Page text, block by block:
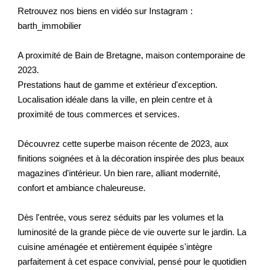
Retrouvez nos biens en vidéo sur Instagram :
barth_immobilier
A proximité de Bain de Bretagne, maison contemporaine de
2023.
Prestations haut de gamme et extérieur d'exception.
Localisation idéale dans la ville, en plein centre et à
proximité de tous commerces et services.
Découvrez cette superbe maison récente de 2023, aux
finitions soignées et à la décoration inspirée des plus beaux
magazines d'intérieur. Un bien rare, alliant modernité,
confort et ambiance chaleureuse.
Dès l'entrée, vous serez séduits par les volumes et la
luminosité de la grande pièce de vie ouverte sur le jardin. La
cuisine aménagée et entièrement équipée s'intègre
parfaitement à cet espace convivial, pensé pour le quotidien